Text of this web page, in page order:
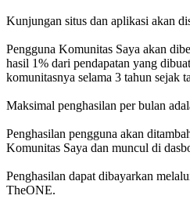
Kunjungan situs dan aplikasi akan
Pengguna Komunitas Saya akan
hasil 1% dari pendapatan yang
komunitasnya selama 3 tahun sejak
Maksimal penghasilan per bulan
Penghasilan pengguna akan
Komunitas Saya dan muncul di
Penghasilan dapat dibayarkan
TheONE.